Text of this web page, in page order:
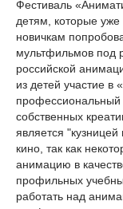
Фестиваль
детям, которые
новичкам
мультфильмов под
российской
из детей участие в
профессиональный
собственных
является
кино, так как
анимацию в
профильных
работать над